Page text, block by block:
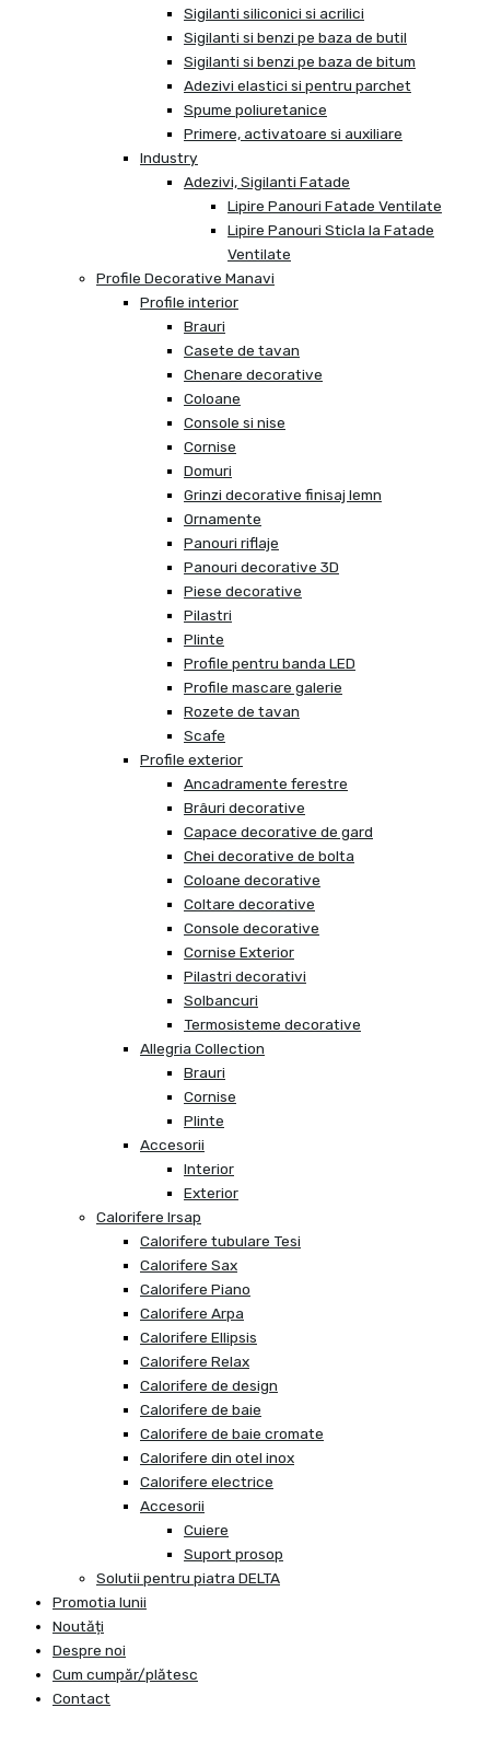
Sigilanti siliconici si acrilici
Sigilanti si benzi pe baza de butil
Sigilanti si benzi pe baza de bitum
Adezivi elastici si pentru parchet
Spume poliuretanice
Primere, activatoare si auxiliare
Industry
Adezivi, Sigilanti Fatade
Lipire Panouri Fatade Ventilate
Lipire Panouri Sticla la Fatade
Ventilate
Profile Decorative Manavi
Profile interior
Brauri
Casete de tavan
Chenare decorative
Coloane
Console si nise
Cornise
Domuri
Grinzi decorative finisaj lemn
Ornamente
Panouri riflaje
Panouri decorative 3D
Piese decorative
Pilastri
Plinte
Profile pentru banda LED
Profile mascare galerie
Rozete de tavan
Scafe
Profile exterior
Ancadramente ferestre
Brâuri decorative
Capace decorative de gard
Chei decorative de bolta
Coloane decorative
Coltare decorative
Console decorative
Cornise Exterior
Pilastri decorativi
Solbancuri
Termosisteme decorative
Allegria Collection
Brauri
Cornise
Plinte
Accesorii
Interior
Exterior
Calorifere Irsap
Calorifere tubulare Tesi
Calorifere Sax
Calorifere Piano
Calorifere Arpa
Calorifere Ellipsis
Calorifere Relax
Calorifere de design
Calorifere de baie
Calorifere de baie cromate
Calorifere din otel inox
Calorifere electrice
Accesorii
Cuiere
Suport prosop
Solutii pentru piatra DELTA
Promotia lunii
Noutăți
Despre noi
Cum cumpăr/plătesc
Contact